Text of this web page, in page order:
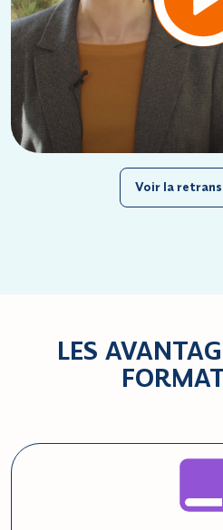
Voir la
LES